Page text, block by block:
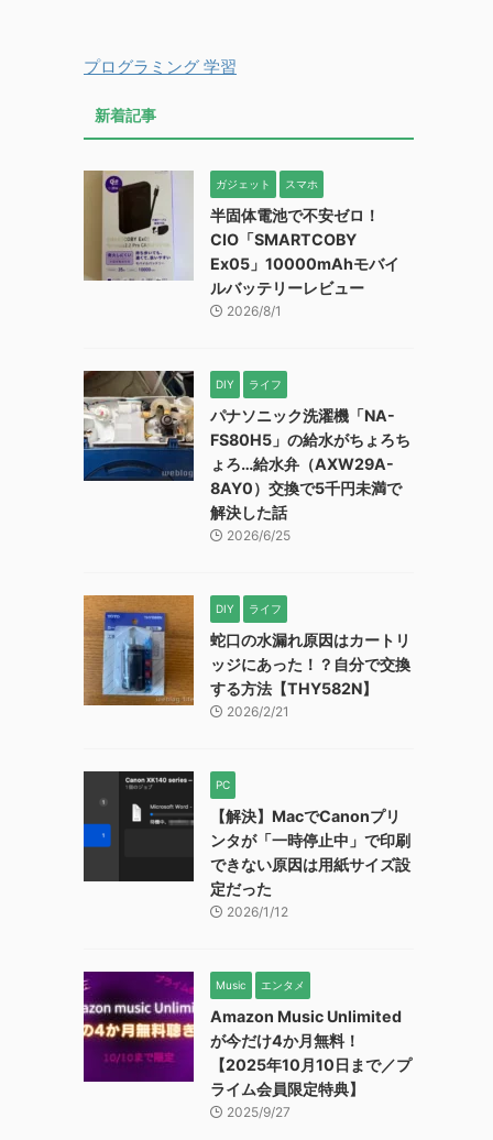
プログラミング 学習
新着記事
ガジェット スマホ
半固体電池で不安ゼロ！
CIO「SMARTCOBY
Ex05」10000mAhモバイ
ルバッテリーレビュー
2026/8/1
DIY ライフ
パナソニック洗濯機「NA-
FS80H5」の給水がちょろち
ょろ…給水弁（AXW29A-
8AY0）交換で5千円未満で
解決した話
2026/6/25
DIY ライフ
蛇口の水漏れ原因はカートリ
ッジにあった！？自分で交換
する方法【THY582N】
2026/2/21
PC
【解決】MacでCanonプリ
ンタが「一時停止中」で印刷
できない原因は用紙サイズ設
定だった
2026/1/12
Music エンタメ
Amazon Music Unlimited
が今だけ4か月無料！
【2025年10月10日まで／プ
ライム会員限定特典】
2025/9/27